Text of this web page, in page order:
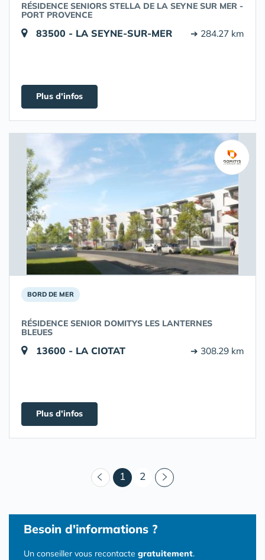
RÉSIDENCE SENIORS STELLA DE LA SEYNE SUR MER -
PORT PROVENCE
83500 - LA SEYNE-SUR-MER ➔ 284.27 km
Plus d'infos
BORD DE MER
RÉSIDENCE SENIOR DOMITYS LES LANTERNES
BLEUES
13600 - LA CIOTAT ➔ 308.29 km
Plus d'infos
1 (courant)
2
Besoin d'informations ?
Un conseiller vous recontacte gratuitement.